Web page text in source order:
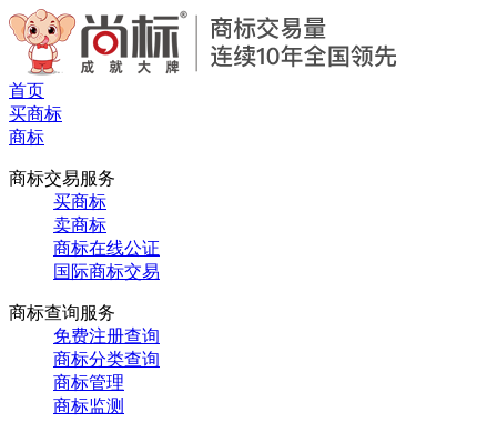
首页
买商标
商标
商标交易服务
买商标
卖商标
商标在线公证
国际商标交易
商标查询服务
免费注册查询
商标分类查询
商标管理
商标监测